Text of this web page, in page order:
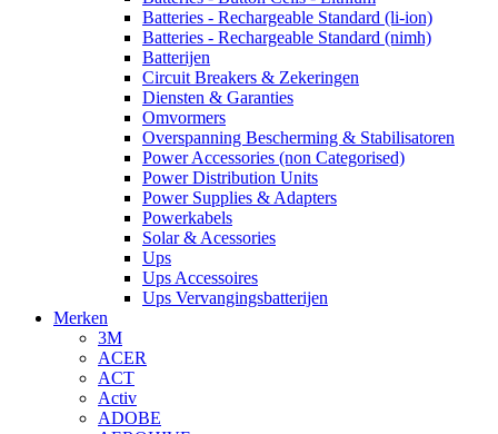
Batteries - Rechargeable Standard (li-ion)
Batteries - Rechargeable Standard (nimh)
Batterijen
Circuit Breakers & Zekeringen
Diensten & Garanties
Omvormers
Overspanning Bescherming & Stabilisatoren
Power Accessories (non Categorised)
Power Distribution Units
Power Supplies & Adapters
Powerkabels
Solar & Acessories
Ups
Ups Accessoires
Ups Vervangingsbatterijen
Merken
3M
ACER
ACT
Activ
ADOBE